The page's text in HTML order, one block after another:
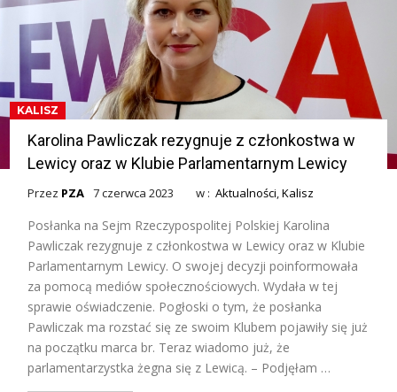
KALISZ
Karolina Pawliczak rezygnuje z członkostwa w
Lewicy oraz w Klubie Parlamentarnym Lewicy
Przez PZA 7 czerwca 2023 w :Aktualności,Kalisz
Posłanka na Sejm Rzeczypospolitej Polskiej Karolina
Pawliczak rezygnuje z członkostwa w Lewicy oraz w Klubie
Parlamentarnym Lewicy. O swojej decyzji poinformowała
za pomocą mediów społecznościowych. Wydała w tej
sprawie oświadczenie. Pogłoski o tym, że posłanka
Pawliczak ma rozstać się ze swoim Klubem pojawiły się już
na początku marca br. Teraz wiadomo już, że
parlamentarzystka żegna się z Lewicą. – Podjęłam …